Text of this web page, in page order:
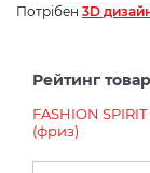
Потрібен 3D
Рейтинг
FASHION
(фриз)